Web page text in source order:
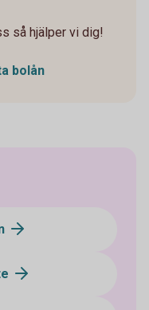
så hjälper vi dig!
bolån